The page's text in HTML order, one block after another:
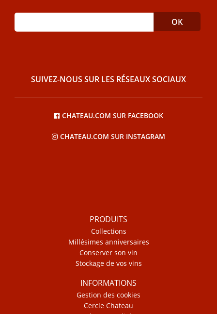
SUIVEZ-NOUS SUR LES RÉSEAUX SOCIAUX
CHATEAU.COM SUR FACEBOOK
CHATEAU.COM SUR INSTAGRAM
PRODUITS
Collections
Millésimes anniversaires
Conserver son vin
Stockage de vos vins
INFORMATIONS
Gestion des cookies
Cercle Chateau